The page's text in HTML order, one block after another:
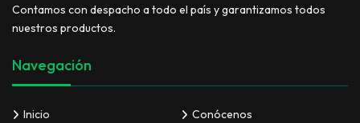
Contamos con despacho a todo el país y garantizamos todos
nuestros productos.
Navegación
Inicio Conócenos